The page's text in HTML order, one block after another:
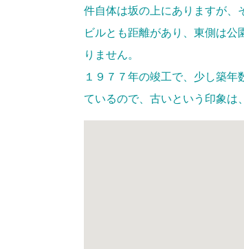
件自体は坂の上にありますが、
ビルとも距離があり、東側は
りません。
１９７７年の竣工で、少し築
ているので、古いという印象は